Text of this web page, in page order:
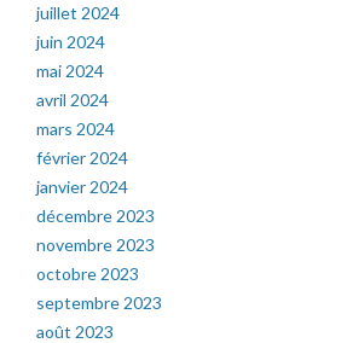
juillet 2024
juin 2024
mai 2024
avril 2024
mars 2024
février 2024
janvier 2024
décembre 2023
novembre 2023
octobre 2023
septembre 2023
août 2023